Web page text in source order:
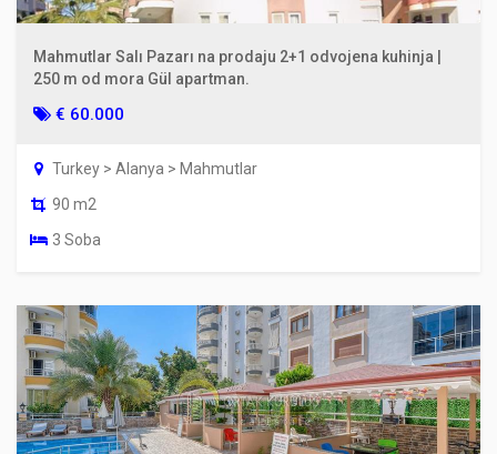
Mahmutlar Salı Pazarı na prodaju 2+1 odvojena kuhinja |
250 m od mora Gül apartman.
€ 60.000
Turkey > Alanya > Mahmutlar
90 m2
3 Soba